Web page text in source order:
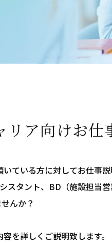
リア向けお仕
ている方に対してお仕事説
スタント、BD（施設担当
んか？
を詳しくご説明致します。